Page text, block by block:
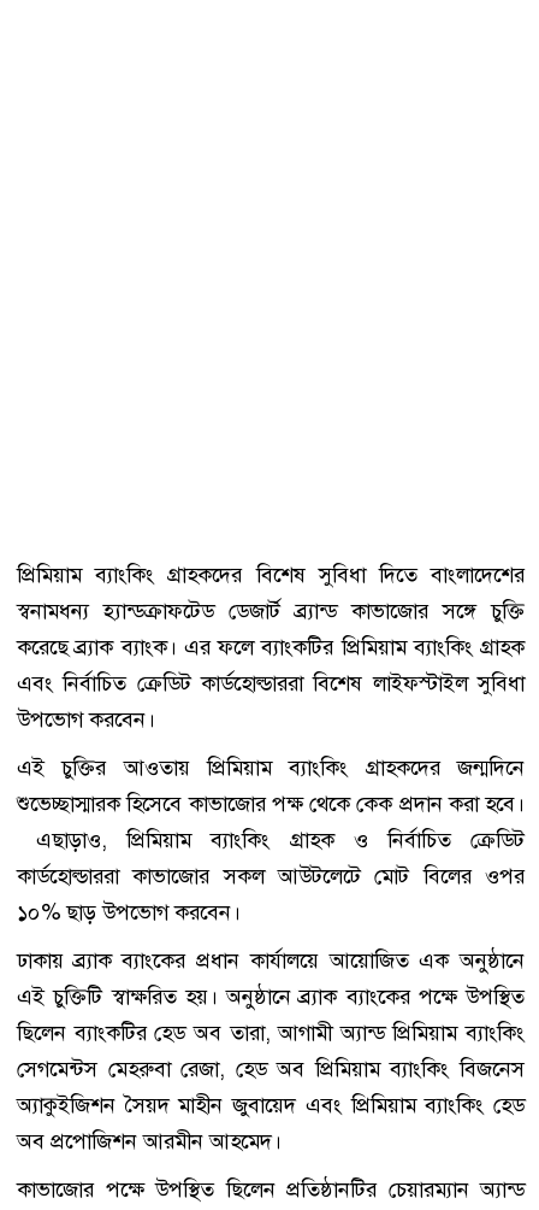
প্রিমিয়াম ব্যাংকিং গ্রাহকদের বিশেষ সুবিধা দিতে বাংলাদেশের
স্বনামধন্য হ্যান্ডক্রাফটেড ডেজার্ট ব্র্যান্ড কাভাজোর সঙ্গে চুক্তি
করেছে ব্র্যাক ব্যাংক। এর ফলে ব্যাংকটির প্রিমিয়াম ব্যাংকিং গ্রাহক
এবং নির্বাচিত ক্রেডিট কার্ডহোল্ডাররা বিশেষ লাইফস্টাইল সুবিধা
উপভোগ করবেন।
এই চুক্তির আওতায় প্রিমিয়াম ব্যাংকিং গ্রাহকদের জন্মদিনে
শুভেচ্ছাস্মারক হিসেবে কাভাজোর পক্ষ থেকে কেক প্রদান করা হবে।
এছাড়াও, প্রিমিয়াম ব্যাংকিং গ্রাহক ও নির্বাচিত ক্রেডিট
কার্ডহোল্ডাররা কাভাজোর সকল আউটলেটে মোট বিলের ওপর
১০% ছাড় উপভোগ করবেন।
ঢাকায় ব্র্যাক ব্যাংকের প্রধান কার্যালয়ে আয়োজিত এক অনুষ্ঠানে
এই চুক্তিটি স্বাক্ষরিত হয়। অনুষ্ঠানে ব্র্যাক ব্যাংকের পক্ষে উপস্থিত
ছিলেন ব্যাংকটির হেড অব তারা, আগামী অ্যান্ড প্রিমিয়াম ব্যাংকিং
সেগমেন্টস মেহরুবা রেজা, হেড অব প্রিমিয়াম ব্যাংকিং বিজনেস
অ্যাকুইজিশন সৈয়দ মাহীন জুবায়েদ এবং প্রিমিয়াম ব্যাংকিং হেড
অব প্রপোজিশন আরমীন আহমেদ।
কাভাজোর পক্ষে উপস্থিত ছিলেন প্রতিষ্ঠানটির চেয়ারম্যান অ্যান্ড